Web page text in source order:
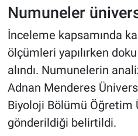
Numuneler
İnceleme kapsamında
ölçümleri yapılırken
alındı. Numunelerin
Adnan Menderes
Biyoloji Bölümü Öğretim
gönderildiği belirtildi.